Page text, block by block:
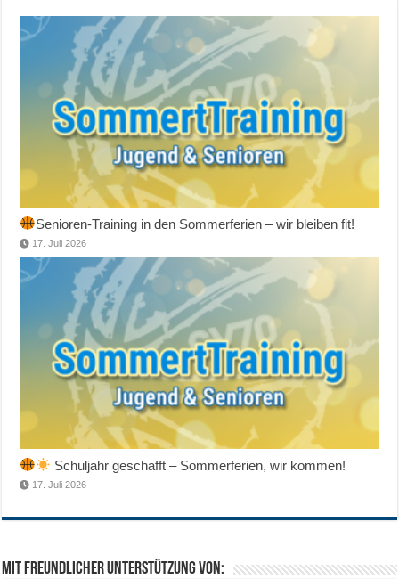
Senioren-Training in den Sommerferien – wir bleiben fit!
17. Juli 2026
Schuljahr geschafft – Sommerferien, wir kommen!
17. Juli 2026
Mit freundlicher Unterstützung von: